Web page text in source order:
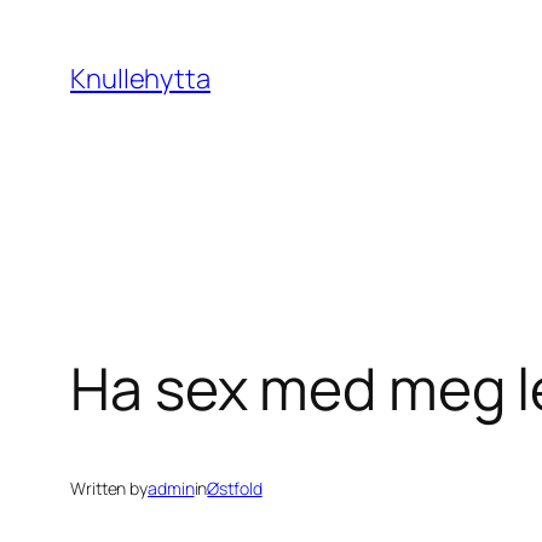
content
Knullehytta
Ha sex med meg
Written byadmininØstfold